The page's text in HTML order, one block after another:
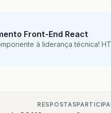
Front-End React
à liderança técnica!
RESPOSTAS